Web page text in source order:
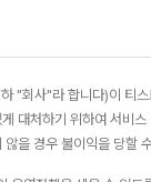
"회사"라 합니다)이 티
대처하기 위하여 서비
을 경우 불이익을 당할